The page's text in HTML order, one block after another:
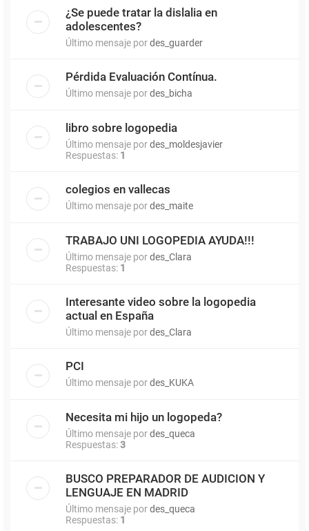
¿Se puede tratar la dislalia en
adolescentes?
Último mensaje pordes_guarder
Pérdida Evaluación Contínua.
Último mensaje pordes_bicha
libro sobre logopedia
Último mensaje pordes_moldesjavier
Respuestas: 1
colegios en vallecas
Último mensaje pordes_maite
TRABAJO UNI LOGOPEDIA AYUDA!!!
Último mensaje pordes_Clara
Respuestas: 1
Interesante video sobre la logopedia
actual en España
Último mensaje pordes_Clara
PCI
Último mensaje pordes_KUKA
Necesita mi hijo un logopeda?
Último mensaje pordes_queca
Respuestas:3
BUSCO PREPARADOR DE AUDICION Y
LENGUAJE EN MADRID
Último mensaje pordes_queca
Respuestas: 1